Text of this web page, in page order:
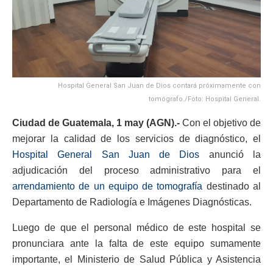
Hospital General San Juan de Dios contará próximamente con
tomógrafo./Foto: Hospital General.
Ciudad de Guatemala, 1 may (AGN).- Con el objetivo de
mejorar la calidad de los servicios de diagnóstico, el
Hospital General San Juan de Dios anunció la
adjudicación del proceso administrativo para el
arrendamiento de un equipo de tomografía destinado al
Departamento de Radiología e Imágenes Diagnósticas.
Luego de que el personal médico de este hospital se
pronunciara ante la falta de este equipo sumamente
importante, el Ministerio de Salud Pública y Asistencia